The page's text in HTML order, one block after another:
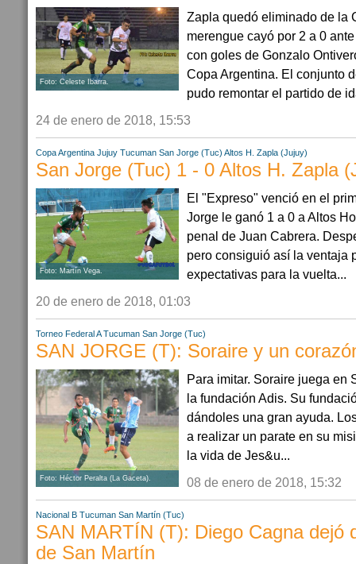
Foto: Celeste Ibarra.
Zapla quedó eliminado de la
merengue cayó por 2 a 0
con goles de Gonzalo
Copa Argentina. El conjunto
pudo remontar el partido de
24 de enero de 2018, 15:53
Copa Argentina Jujuy Tucuman San Jorge (Tuc) Altos H. Zapla (Jujuy)
San Jorge (Tuc) 1 - 0 Altos H. Zapla
Foto: Martín Vega.
El "Expreso" venció en el
Jorge le ganó 1 a 0 a Altos
penal de Juan Cabrera.
pero consiguió así la ventaja
expectativas para la vuelta...
20 de enero de 2018, 01:03
Torneo Federal A Tucuman San Jorge (Tuc)
SAN JORGE (T): Soraire y un
Foto: Héctor Peralta (La Gaceta).
Para imitar. Soraire juega en
la fundación Adis. Su
dándoles una gran ayuda.
a realizar un parate en su
la vida de Jes&u...
08 de enero de 2018, 15:32
Nacional B Tucuman San Martín (Tuc)
SAN MARTÍN (T): Diego Cagna dejó
de San Martín